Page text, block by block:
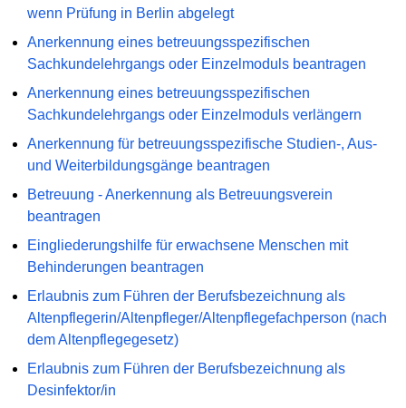
wenn Prüfung in Berlin abgelegt
Anerkennung eines betreuungsspezifischen
Sachkundelehrgangs oder Einzelmoduls beantragen
Anerkennung eines betreuungsspezifischen
Sachkundelehrgangs oder Einzelmoduls verlängern
Anerkennung für betreuungsspezifische Studien-, Aus-
und Weiterbildungsgänge beantragen
Betreuung - Anerkennung als Betreuungsverein
beantragen
Eingliederungshilfe für erwachsene Menschen mit
Behinderungen beantragen
Erlaubnis zum Führen der Berufsbezeichnung als
Altenpflegerin/Altenpfleger/Altenpflegefachperson (nach
dem Altenpflegegesetz)
Erlaubnis zum Führen der Berufsbezeichnung als
Desinfektor/in